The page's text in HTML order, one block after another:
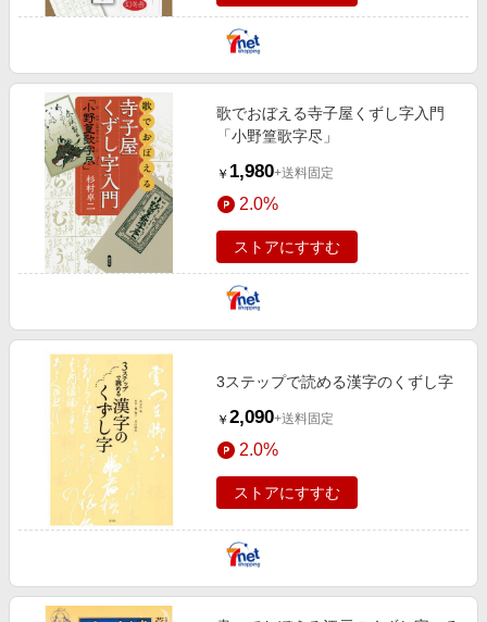
歌でおぼえる寺子屋くずし字入門
「小野篁歌字尽」
￥ 1,980+送料固定
2.0%
ストアにすすむ
3ステップで読める漢字のくずし字
￥ 2,090+送料固定
2.0%
ストアにすすむ